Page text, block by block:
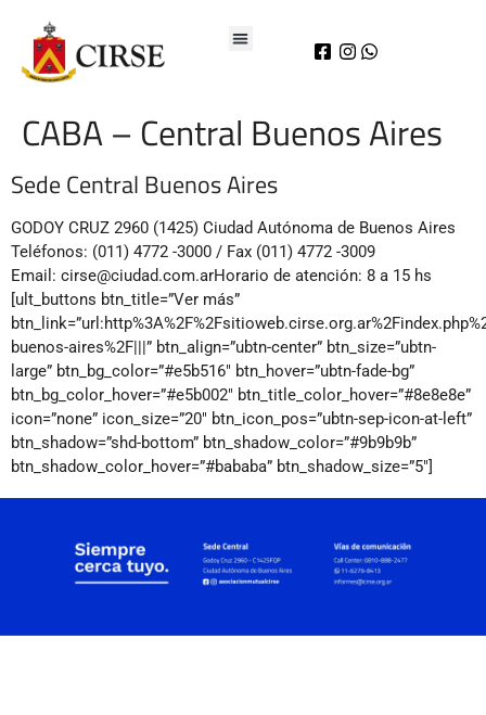
CABA – Central Buenos Aires
Sede Central Buenos Aires
GODOY CRUZ 2960 (1425) Ciudad Autónoma de Buenos Aires
Teléfonos: (011) 4772 -3000 / Fax (011) 4772 -3009
Email: cirse@ciudad.com.arHorario de atención: 8 a 15 hs
[ult_buttons btn_title=”Ver más”
buenos-aires%2F|||” btn_align=”ubtn-center” btn_size=”ubtn-
large” btn_bg_color=”#e5b516″ btn_hover=”ubtn-fade-bg”
btn_bg_color_hover=”#e5b002″ btn_title_color_hover=”#8e8e8e”
icon=”none” icon_size=”20″ btn_icon_pos=”ubtn-sep-icon-at-left”
btn_shadow=”shd-bottom” btn_shadow_color=”#9b9b9b”
btn_shadow_color_hover=”#bababa” btn_shadow_size=”5″]